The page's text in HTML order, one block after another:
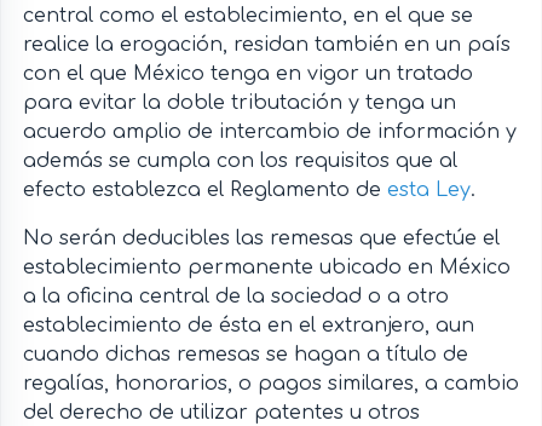
central como el establecimiento, en el que se
realice la erogación, residan también en un país
con el que México tenga en vigor un tratado
para evitar la doble tributación y tenga un
acuerdo amplio de intercambio de información y
además se cumpla con los requisitos que al
efecto establezca el Reglamento de esta Ley.
No serán deducibles las remesas que efectúe el
establecimiento permanente ubicado en México
a la oficina central de la sociedad o a otro
establecimiento de ésta en el extranjero, aun
cuando dichas remesas se hagan a título de
regalías, honorarios, o pagos similares, a cambio
del derecho de utilizar patentes u otros